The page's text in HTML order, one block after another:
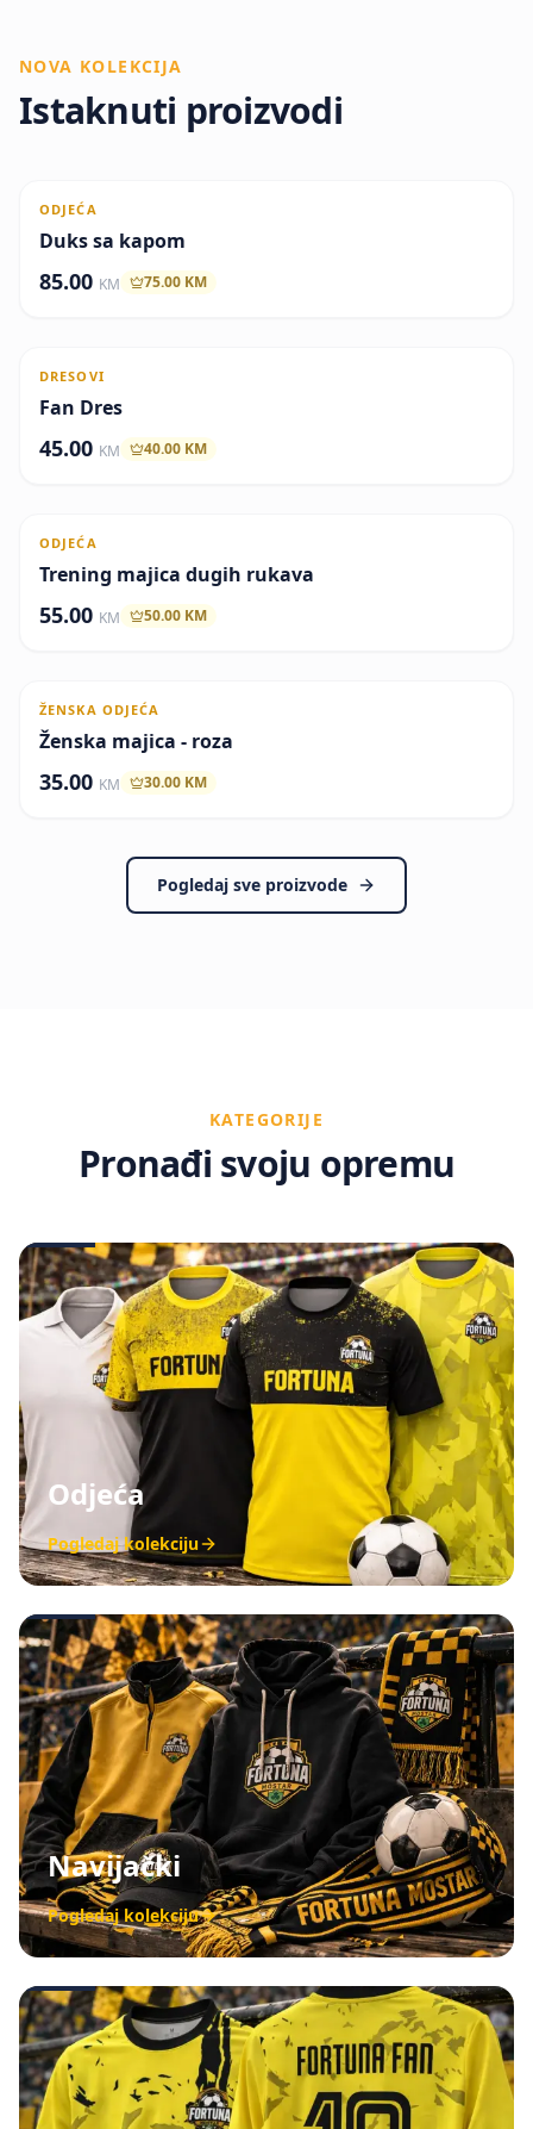
NOVA KOLEKCIJA
Istaknuti proizvodi
Članska cijena
ODJEĆA
Duks sa kapom
85.00 KM 75.00 KM
Članska cijena
DRESOVI
Fan Dres
45.00 KM 40.00 KM
Članska cijena
ODJEĆA
Trening majica dugih rukava
55.00 KM 50.00 KM
Članska cijena
ŽENSKA ODJEĆA
Ženska majica - roza
35.00 KM 30.00 KM
Pogledaj sve proizvode
KATEGORIJE
Pronađi svoju opremu
Odjeća
Pogledaj kolekciju
Navijački
Pogledaj kolekciju